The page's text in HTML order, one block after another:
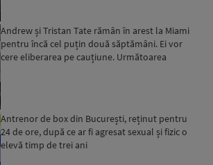
Andrew și Tristan Tate rămân în arest la Miami
pentru încă cel puțin două săptămâni. Ei vor
cere eliberarea pe cauțiune. Următoarea
Antrenor de box din București, reținut pentru
24 de ore, după ce ar fi agresat sexual și fizic o
elevă timp de trei ani